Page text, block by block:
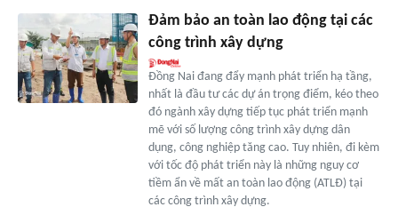
Đảm bảo an toàn lao động tại các
công trình xây dựng
Đồng Nai đang đẩy mạnh phát triển hạ tầng,
nhất là đầu tư các dự án trọng điểm, kéo theo
đó ngành xây dựng tiếp tục phát triển mạnh
mẽ với số lượng công trình xây dựng dân
dụng, công nghiệp tăng cao. Tuy nhiên, đi kèm
với tốc độ phát triển này là những nguy cơ
tiềm ẩn về mất an toàn lao động (ATLĐ) tại
các công trình xây dựng.